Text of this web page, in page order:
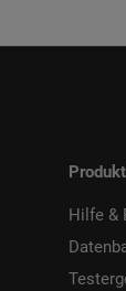
Hilfe &